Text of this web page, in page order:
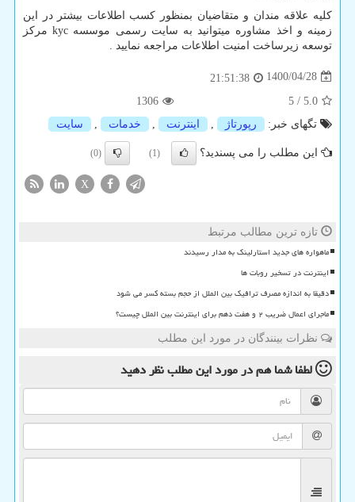
کلیه علاقه مندان و متقاضیان بمنظور کسب اطلاعات بیشتر در این
زمینه و اخذ مشاوره میتوانید به سایت رسمی موسسه kyc مرکز
توسعه زیرساخت امنیت اطلاعات مراجعه نمایید .
1400/04/28
21:51:38
5.0
/
5
1306
تگهای خبر:
رپورتاژ اینترنت خدمات سایت
این مطلب را می پسندید؟ (1)
(0)
X
تازه ترین مطالب مرتبط
ماهواره های جدید استارلینک به مدار رسیدند
اینترنت در تسخیر روبات ها
دقیقا به اندازه مصرف ترافیک بین الملل از حجم بسته کسر می شود
ماجرای اعمال ضریب ۲ و هفت دهم برای اینترنت بین الملل چیست؟
نظرات بینندگان در مورد این مطلب
لطفا شما همدر مورد این مطلبنظر دهید